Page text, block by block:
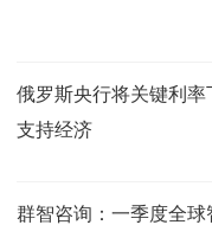
俄罗斯央行将关键利
支持经济
群智咨询：一季度全